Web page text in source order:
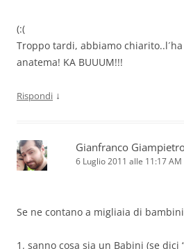
(:(
Troppo tardi, abbiamo
anatema! KA BUUUM!!!
Rispondi ↓
Gianfranco
6 Luglio 2011 alle 11:17 AM
Se ne contano a migliaia di
1. sanno cosa sia un Babini (se dici